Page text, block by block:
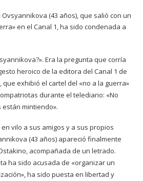
(43 años), que salió con un
en el Canal 1, ha sido condenada a
Era la pregunta que corría
heroico de la editora del Canal 1 de
exhibió el cartel del «no a la guerra»
durante el telediario: «No
mintiendo».
vilo a sus amigos y a sus propios
(43 años) apareció finalmente
acompañada de un letrado.
ha sido acusada de «organizar un
ha sido puesta en libertad y